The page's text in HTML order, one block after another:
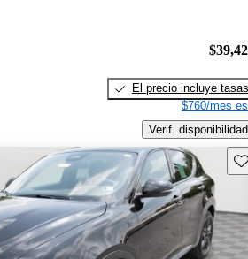
El precio incluye tasas
$760/mes
Verif. disponibilidad